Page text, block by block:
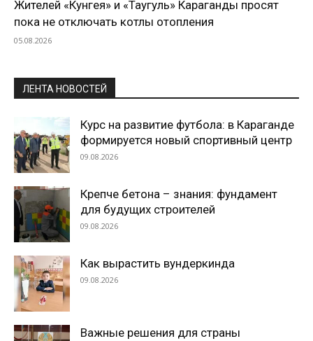
Жителей «Кунгея» и «Таугуль» Караганды просят
пока не отключать котлы отопления
05.08.2026
ЛЕНТА НОВОСТЕЙ
Курс на развитие футбола: в Караганде
формируется новый спортивный центр
09.08.2026
Крепче бетона – знания: фундамент
для будущих строителей
09.08.2026
Как вырастить вундеркинда
09.08.2026
Важные решения для страны